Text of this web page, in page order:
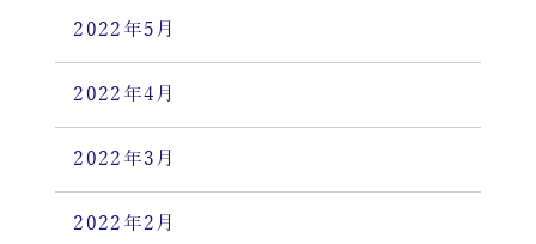
2022年5月
2022年4月
2022年3月
2022年2月